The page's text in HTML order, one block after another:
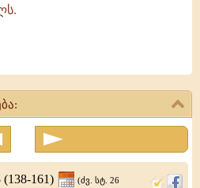
161)
(ძვ. სტ. 26